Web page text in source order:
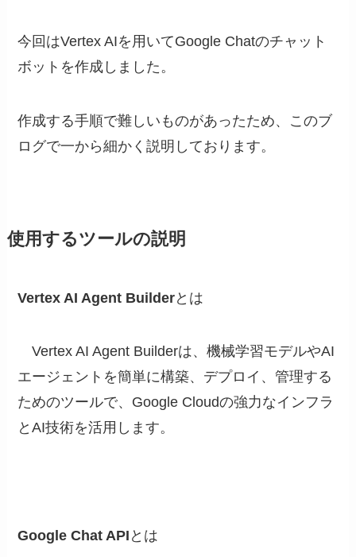
今回はVertex AIを用いてGoogle Chatのチャット
ボットを作成しました。
作成する手順で難しいものがあったため、このブ
ログで一から細かく説明しております。
使用するツールの説明
Vertex AI Agent Builderとは
Vertex AI Agent Builderは、機械学習モデルやAI
エージェントを簡単に構築、デプロイ、管理する
ためのツールで、Google Cloudの強力なインフラ
とAI技術を活用します。
Google Chat API とは